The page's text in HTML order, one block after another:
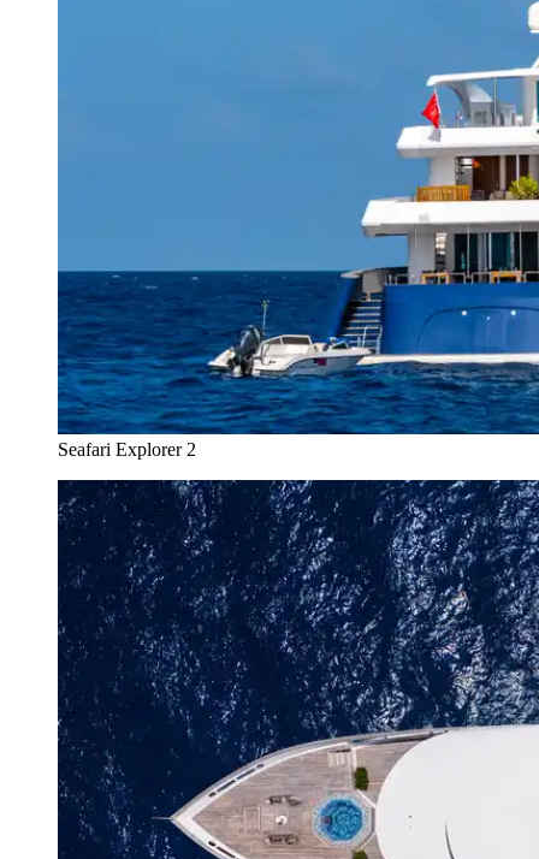
Seafari Explorer 2